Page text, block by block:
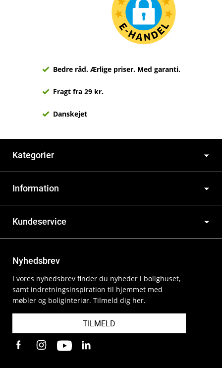
Bedre råd. Ærlige priser. Med garanti.
Fragt fra 29 kr.
Danskejet
Kategorier
Information
Kundeservice
Nyhedsbrev
I vores nyhedsbrev finder du nyheder i bolighuset,
samt indretningsinspiration til hjemmet med
møbler og boliginteriør. Tilmeld dig her.
TILMELD